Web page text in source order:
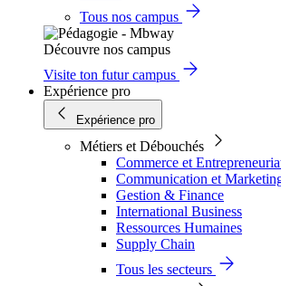
Tous nos campus
Découvre nos campus
Visite ton futur campus
Expérience pro
Expérience pro
Métiers et Débouchés
Commerce et
Communication et
Gestion & Finance
International Business
Ressources Humaines
Supply Chain
Tous les secteurs